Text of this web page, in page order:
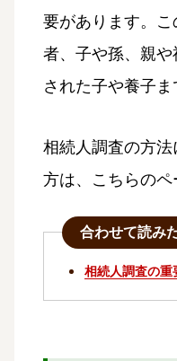
要があります。
者、子や孫、親
された子や養子ま
相続人調査の方
方は、こちらのペ
合わせて読み
相続人調査の重